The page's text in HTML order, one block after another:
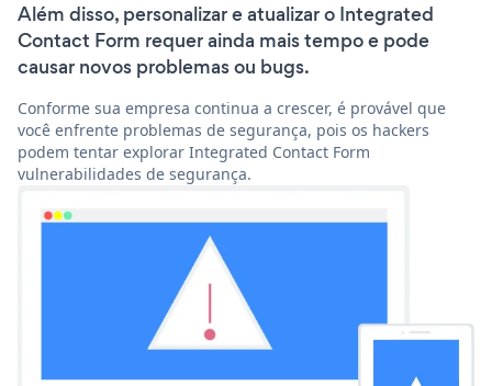
Além disso, personalizar e atualizar o Integrated
Contact Form requer ainda mais tempo e pode
causar novos problemas ou bugs.
Conforme sua empresa continua a crescer, é provável que
você enfrente problemas de segurança, pois os hackers
podem tentar explorar Integrated Contact Form
vulnerabilidades de segurança.